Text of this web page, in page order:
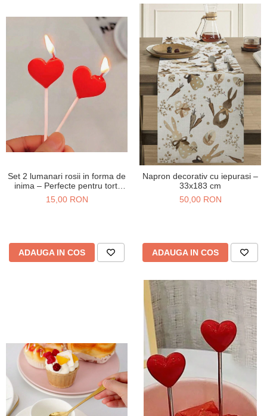
Bijuterii pentru barbati
Bratari
Talismane
Bijuterii din argint placate cu aur
Set 2 lumanari rosii in forma de
inima – Perfecte pentru tort,
fructe etc.
15,00 RON
ADAUGA IN COS
Napron decorativ cu iepurasi –
33x183 cm
50,00 RON
ADAUGA IN COS